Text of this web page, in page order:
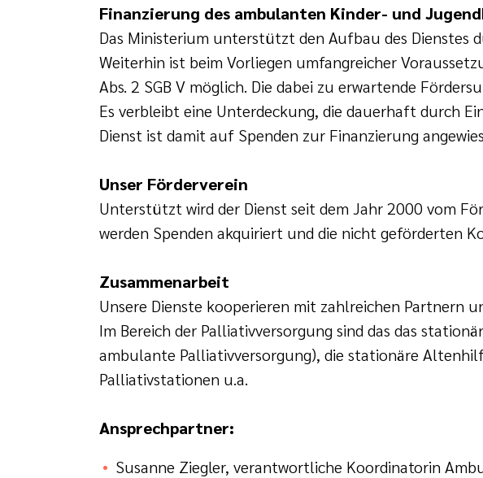
Finanzierung des ambulanten Kinder- und
Das Ministerium unterstützt den Aufbau des Dienstes
Weiterhin ist beim Vorliegen umfangreicher
Abs. 2 SGB V möglich. Die dabei zu erwartende
Es verbleibt eine Unterdeckung, die dauerhaft durch
Dienst ist damit auf Spenden zur Finanzierung
Unser Förderverein
Unterstützt wird der Dienst seit dem Jahr 2000 vom
werden Spenden akquiriert und die nicht geförderten
Zusammenarbeit
Unsere Dienste kooperieren mit zahlreichen Partnern
Im Bereich der Palliativversorgung sind das das
ambulante Palliativversorgung), die stationäre
Palliativstationen u.a.
Ansprechpartner:
Susanne Ziegler, verantwortliche Koordinatorin